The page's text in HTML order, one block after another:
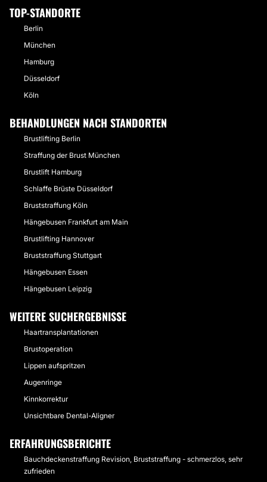
TOP-STANDORTE
Berlin
München
Hamburg
Düsseldorf
Köln
BEHANDLUNGEN NACH STANDORTEN
Brustlifting Berlin
Straffung der Brust München
Brustlift Hamburg
Schlaffe Brüste Düsseldorf
Bruststraffung Köln
Hängebusen Frankfurt am Main
Brustlifting Hannover
Bruststraffung Stuttgart
Hängebusen Essen
Hängebusen Leipzig
WEITERE SUCHERGEBNISSE
Haartransplantationen
Brustoperation
Lippen aufspritzen
Augenringe
Kinnkorrektur
Unsichtbare Dental-Aligner
ERFAHRUNGSBERICHTE
Bauchdeckenstraffung Revision, Bruststraffung - schmerzlos, sehr
zufrieden